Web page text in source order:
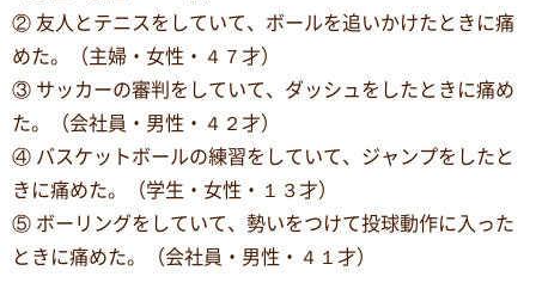
② 友人とテニスをしていて、ボールを追いかけたときに痛
めた。（主婦・女性・４７才）
③ サッカーの審判をしていて、ダッシュをしたときに痛め
た。（会社員・男性・４２才）
④ バスケットボールの練習をしていて、ジャンプをしたと
きに痛めた。（学生・女性・１３才）
⑤ ボーリングをしていて、勢いをつけて投球動作に入った
ときに痛めた。（会社員・男性・４１才）